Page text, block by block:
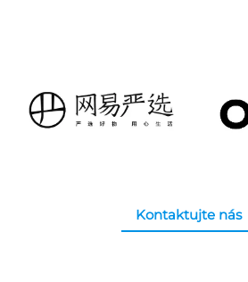
Kontaktujte nás